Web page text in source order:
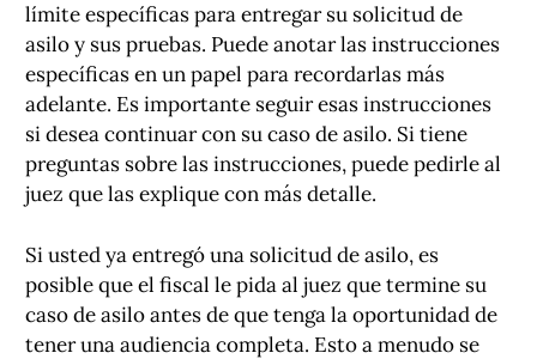
límite específicas para entregar su solicitud de
asilo y sus pruebas. Puede anotar las instrucciones
específicas en un papel para recordarlas más
adelante. Es importante seguir esas instrucciones
si desea continuar con su caso de asilo. Si tiene
preguntas sobre las instrucciones, puede pedirle al
juez que las explique con más detalle.
Si usted ya entregó una solicitud de asilo, es
posible que el fiscal le pida al juez que termine su
caso de asilo antes de que tenga la oportunidad de
tener una audiencia completa. Esto a menudo se